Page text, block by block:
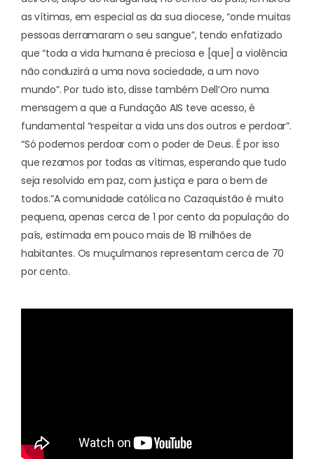
as vítimas, em especial as da sua diocese, “onde muitas
pessoas derramaram o seu sangue”, tendo enfatizado
que “toda a vida humana é preciosa e [que] a violência
não conduzirá a uma nova sociedade, a um novo
mundo”. Por tudo isto, disse também Dell’Oro numa
mensagem a que a Fundação AIS teve acesso, é
fundamental “respeitar a vida uns dos outros e perdoar”.
“Só podemos perdoar com o poder de Deus. É por isso
que rezamos por todas as vítimas, esperando que tudo
seja resolvido em paz, com justiça e para o bem de
todos.”A comunidade católica no Cazaquistão é muito
pequena, apenas cerca de 1 por cento da população do
país, estimada em pouco mais de 18 milhões de
habitantes. Os muçulmanos representam cerca de 70
por cento.